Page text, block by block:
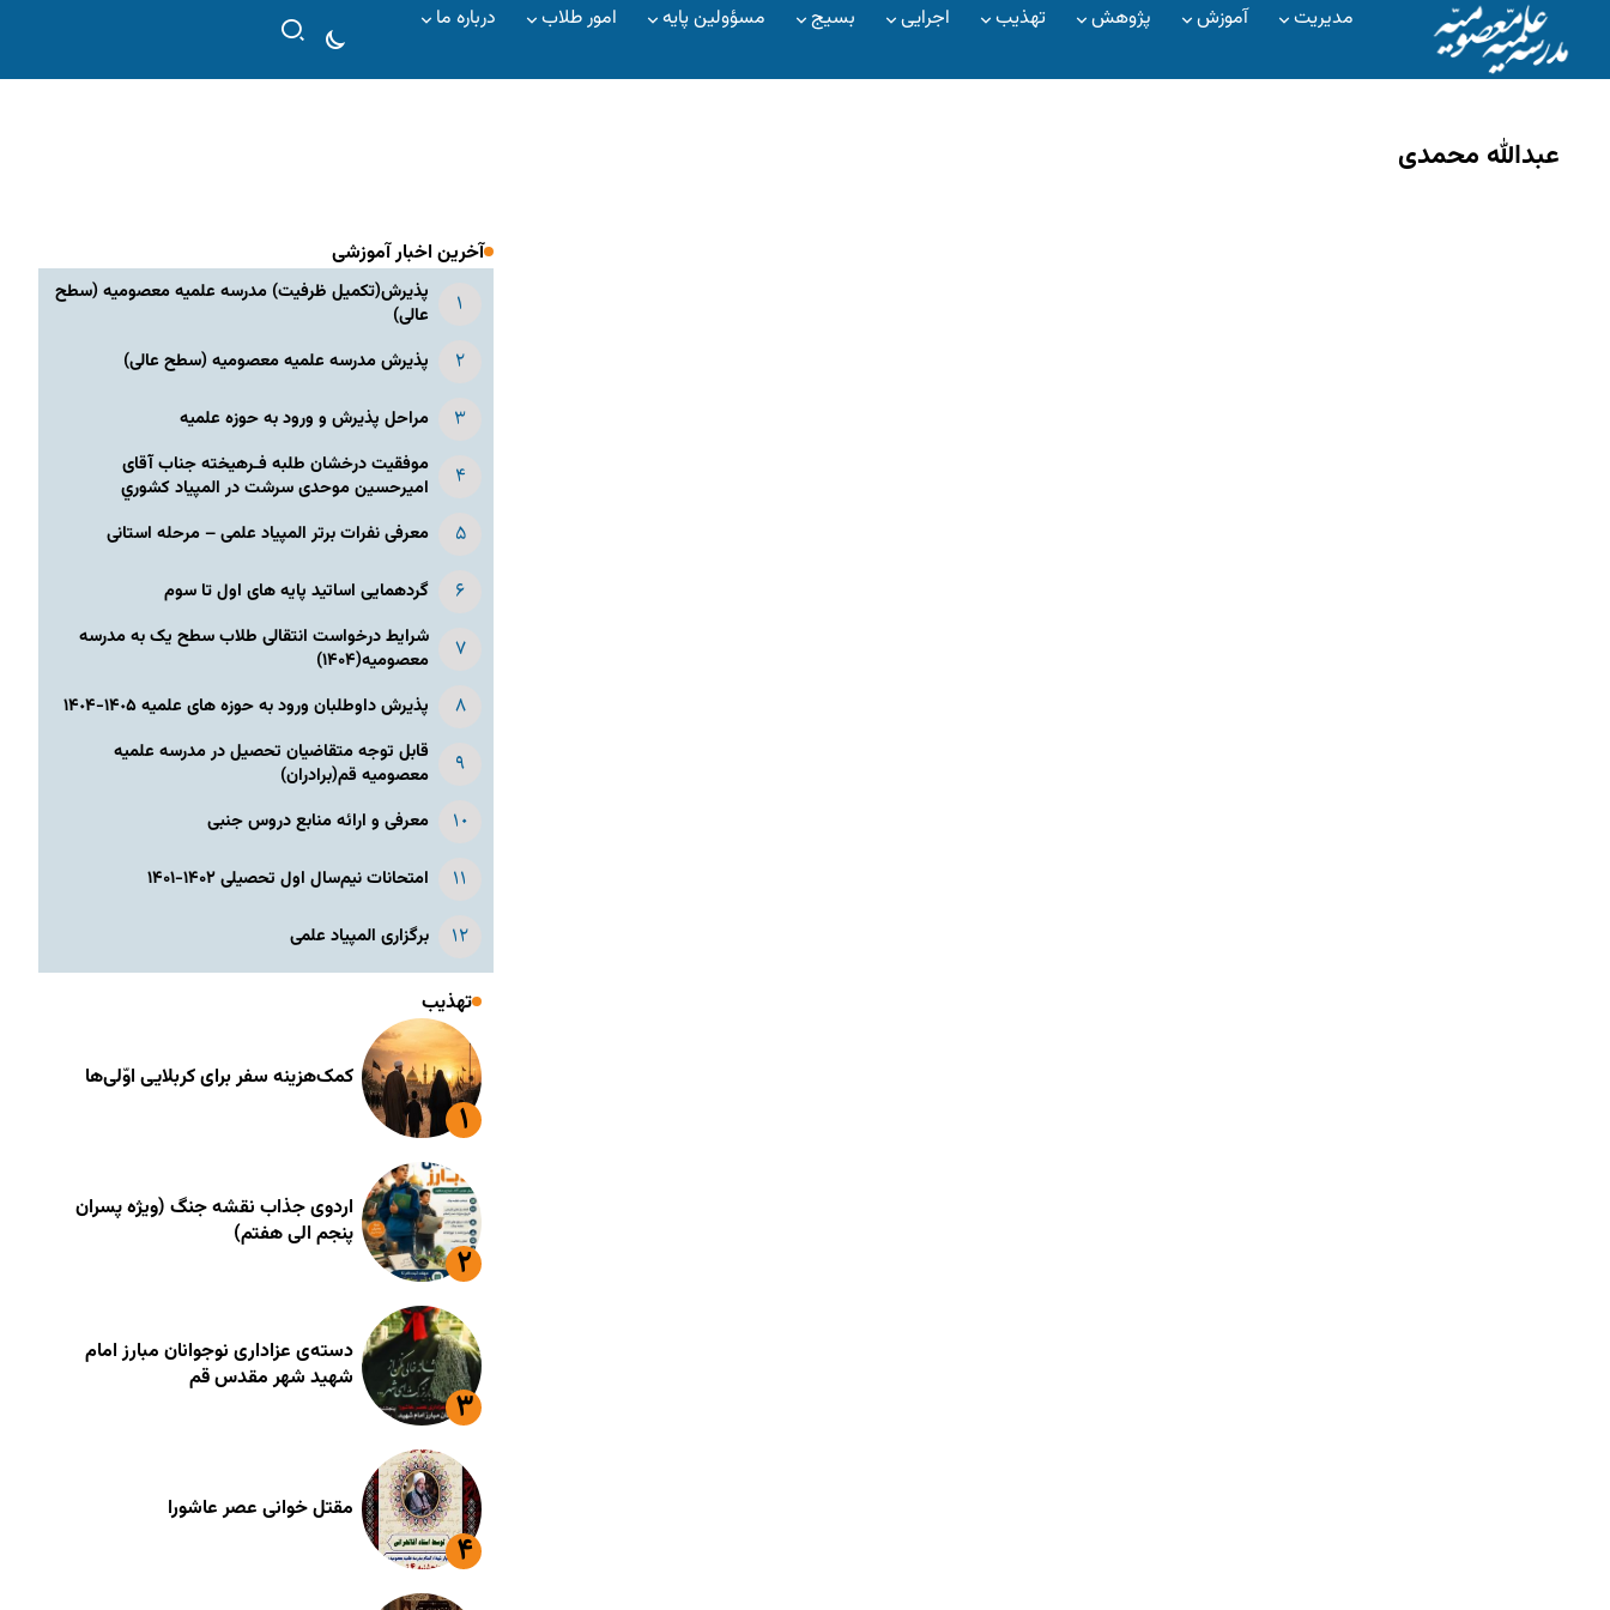
مدیریت آموزش پژوهش تهذیب اجرایی بسیج مسؤولین پایه امور طلاب درباره ما
عبدالله محمدی
آخرین اخبار آموزشی
پذیرش(تکمیل ظرفیت) مدرسه علمیه معصومیه‌ (سطح
عالی)
پذیرش مدرسه علمیه معصومیه‌ (سطح عالی)
مراحل پذیرش و ورود به حوزه علمیه
موفقیت درخشان طلبه فـرهیخته جناب آقای
امیرحسین موحدی سرشت در المپياد كشوري
معرفی نفرات برتر المپیاد علمی – مرحله استانی
گردهمایی اساتید پایه های اول تا سوم
شرایط درخواست انتقالی طلاب سطح یک به مدرسه
معصومیه(۱۴۰۴)
پذیرش داوطلبان ورود به حوزه های علمیه ١۴٠۵-١۴٠۴
قابل توجه متقاضیان تحصیل در مدرسه علمیه
معصومیه قم(برادران)
معرفی و ارائه منابع دروس جنبی
امتحانات نیم‌سال اول تحصیلی ۱۴۰۲-۱۴۰۱
برگزاری المپیاد علمی
تهذیب
کمک‌هزینه سفر برای کربلایی اوّلی‌ها
اردوی جذاب نقشه جنگ (ویژه پسران
پنجم الی هفتم)
دسته‌ی عزاداری نوجوانان مبارز امام
شهید شهر مقدس قم
مقتل خوانی عصر عاشورا